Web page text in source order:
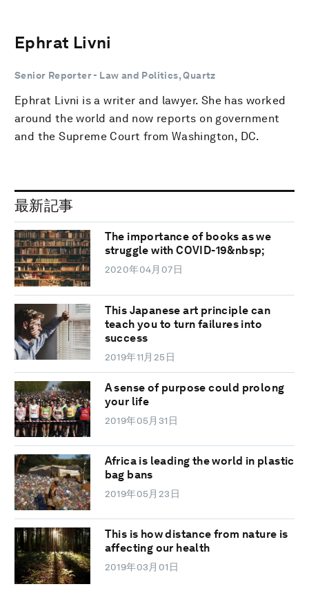
Ephrat Livni
Senior Reporter - Law and Politics, Quartz
Ephrat Livni is a writer and lawyer. She has worked
around the world and now reports on government
and the Supreme Court from Washington, DC.
最新記事
The importance of books as we
struggle with COVID-19&nbsp;
2020年04月07日
This Japanese art principle can
teach you to turn failures into
success
2019年11月25日
A sense of purpose could prolong
your life
2019年05月31日
Africa is leading the world in plastic
bag bans
2019年05月23日
This is how distance from nature is
affecting our health
2019年03月01日